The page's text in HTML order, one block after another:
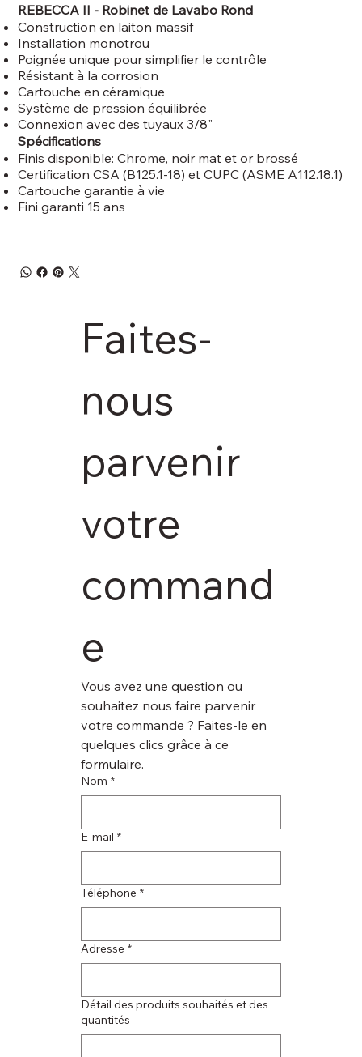
REBECCA II - Robinet de Lavabo Rond
Construction en laiton massif
Installation monotrou
Poignée unique pour simplifier le contrôle
Résistant à la corrosion
Cartouche en céramique
Système de pression équilibrée
Connexion avec des tuyaux 3/8"
Spécifications
Finis disponible: Chrome, noir mat et or brossé
Certification CSA (B125.1-18) et CUPC (ASME A112.18.1)
Cartouche garantie à vie
Fini garanti 15 ans
Faites-
nous
parvenir
votre
command
e
Vous avez une question ou
souhaitez nous faire parvenir
votre commande ? Faites-le en
quelques clics grâce à ce
formulaire.
Nom *
E‑mail *
Téléphone *
Adresse *
Détail des produits souhaités et des
quantités